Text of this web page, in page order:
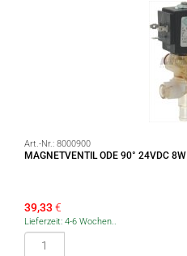
Art.-Nr.: 8000900
MAGNETVENTIL ODE 90° 24VDC 8W
39,33€
Lieferzeit: 4-6 Wochen..